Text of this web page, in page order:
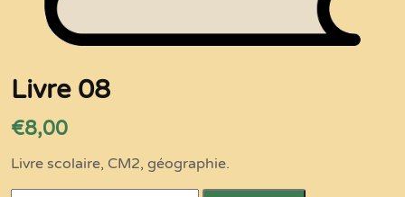
Livre 08
€8,00
Livre scolaire, CM2, géographie.